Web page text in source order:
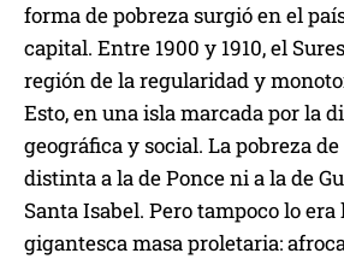
forma de pobreza surgió en el
capital. Entre 1900 y 1910, el
región de la regularidad y
Esto, en una isla marcada por la
geográfica y social. La pobreza
distinta a la de Ponce ni a la de
Santa Isabel. Pero tampoco lo
gigantesca masa proletaria: